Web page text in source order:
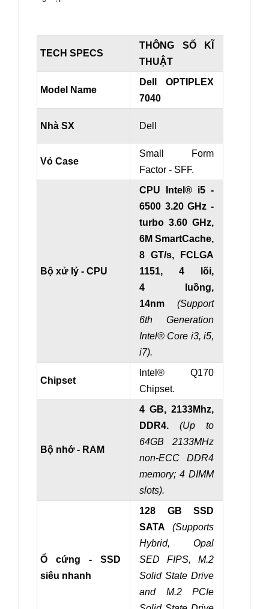
TECH SPECS
THÔNG SỐ KĨ
THUẬT
Model Name
Dell OPTIPLEX
7040
Nhà SX Dell
Vỏ Case
Small Form
Factor - SFF.
Bộ xử lý - CPU
CPU Intel® i5 -
6500 3.20 GHz -
turbo 3.60 GHz,
6M SmartCache,
8 GT/s, FCLGA
1151, 4 lõi,
4 luồng,
14nm (Support
6th Generation
Intel® Core i3, i5,
i7).
Chipset
Intel® Q170
Chipset.
Bộ nhớ - RAM
4 GB, 2133Mhz,
DDR4.
(Up to
64GB 2133MHz
non-ECC DDR4
memory; 4 DIMM
slots).
Ổ cứng - SSD
siêu nhanh
128 GB SSD
SATA
(Supports
Hybrid, Opal
SED FIPS, M.2
Solid State Drive
and M.2 PCIe